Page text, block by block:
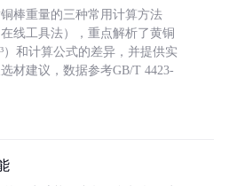
棒重量的三种常用计算方法
线工具法），重点解析了黄铜
）和计算公式的差异，并提供实
材建议，数据参考GB/T 4423-